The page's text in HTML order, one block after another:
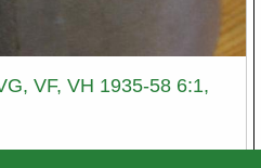
VF, VH 1935-58 6:1,